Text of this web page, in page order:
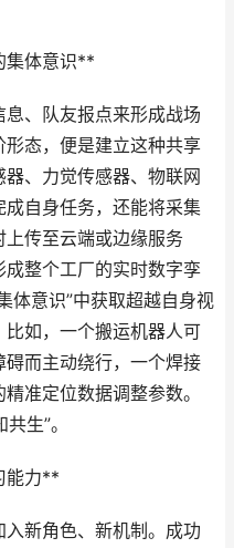
集体意识**
、队友报点来形成战场
态，便是建立这种共享
、力觉传感器、物联网
自身任务，还能将采集
传至云端或边缘服务
整个工厂的实时数字孪
体意识”中获取超越自身视
如，一个搬运机器人可
而主动绕行，一个焊接
准定位数据调整参数。
生”。
能力**
新角色、新机制。成功